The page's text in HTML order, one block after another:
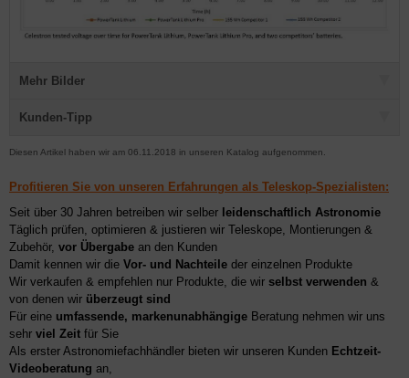
Mehr Bilder
Kunden-Tipp
Diesen Artikel haben wir am 06.11.2018 in unseren Katalog aufgenommen.
Profitieren Sie von unseren Erfahrungen als Teleskop-Spezialisten:
Seit über 30 Jahren betreiben wir selber leidenschaftlich Astronomie
Täglich prüfen, optimieren & justieren wir Teleskope, Montierungen &
Zubehör, vor Übergabe an den Kunden
Damit kennen wir die Vor- und Nachteile der einzelnen Produkte
Wir verkaufen & empfehlen nur Produkte, die wir selbst verwenden &
von denen wir überzeugt sind
Für eine umfassende, markenunabhängige Beratung nehmen wir uns
sehr viel Zeit für Sie
Als erster Astronomiefachhändler bieten wir unseren Kunden Echtzeit-
Videoberatung an,